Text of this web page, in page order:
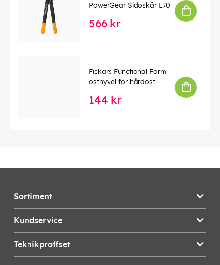
PowerGear Sidoskär L70
566 kr
Fiskars Functional Form
osthyvel för hårdost
144 kr
Sortiment
Kundservice
Teknikproffset